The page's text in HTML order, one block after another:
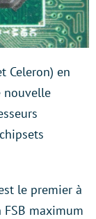
Celeron) en
nouvelle
le premier à
maximum